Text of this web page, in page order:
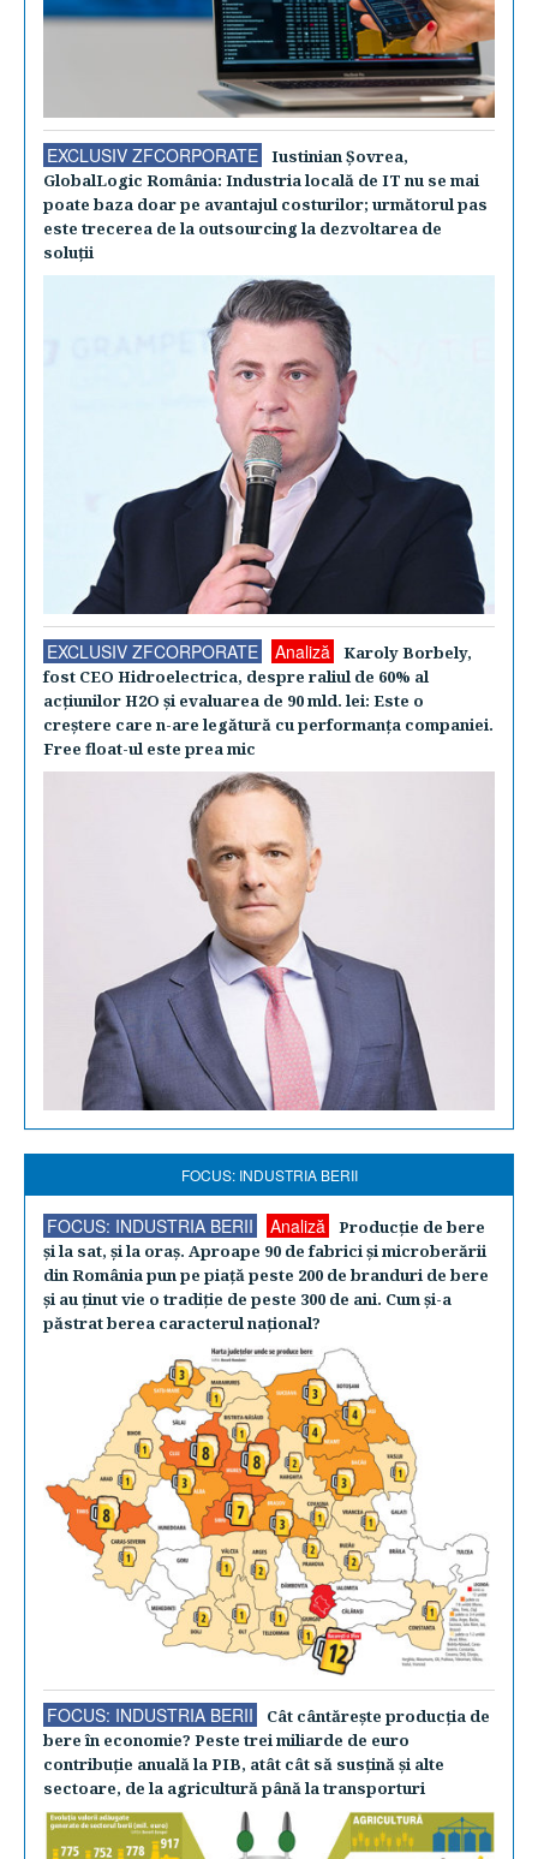
EXCLUSIV ZFCORPORATE
Iustinian Şovrea,
GlobalLogic România: Industria locală de IT nu se mai
poate baza doar pe avantajul costurilor; următorul pas
este trecerea de la outsourcing la dezvoltarea de
soluţii
EXCLUSIV ZFCORPORATE Analiză
Karoly Borbely,
fost CEO Hidroelectrica, despre raliul de 60% al
acţiunilor H2O şi evaluarea de 90 mld. lei: Este o
creştere care n-are legătură cu performanţa companiei.
Free float-ul este prea mic
FOCUS: INDUSTRIA BERII
FOCUS: INDUSTRIA BERII Analiză
Producţie de bere
şi la sat, şi la oraş. Aproape 90 de fabrici şi microberării
din România pun pe piaţă peste 200 de branduri de bere
şi au ţinut vie o tradiţie de peste 300 de ani. Cum şi-a
păstrat berea caracterul naţional?
FOCUS: INDUSTRIA BERII
Cât cântăreşte producţia de
bere în economie? Peste trei miliarde de euro
contribuţie anuală la PIB, atât cât să susţină şi alte
sectoare, de la agricultură până la transporturi